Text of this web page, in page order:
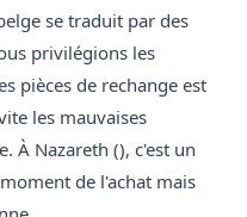
se traduit par des
privilégions les
pièces de rechange est
les mauvaises
À Nazareth (), c'est un
de l'achat mais